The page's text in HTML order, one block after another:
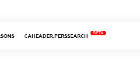
CAHEADER.PERSSEARCH
BETA